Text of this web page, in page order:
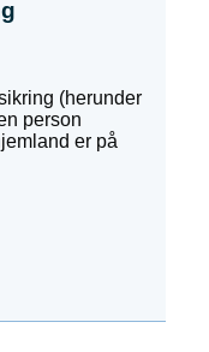
(herunder
person
er på